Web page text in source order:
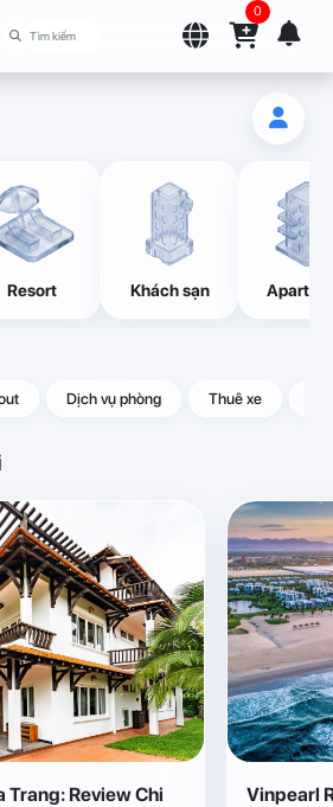
0
Resort Khách sạn
Dịch vụ phòng Thuê xe
Trang: Review Chi
Vinpearl